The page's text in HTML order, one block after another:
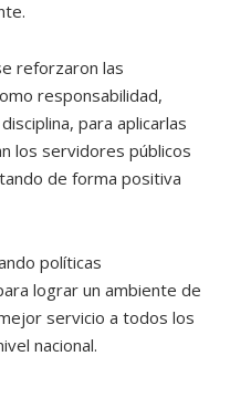
reforzaron las
responsabilidad,
para aplicarlas
los servidores públicos
de forma positiva
políticas
lograr un ambiente de
servicio a todos los
nacional.